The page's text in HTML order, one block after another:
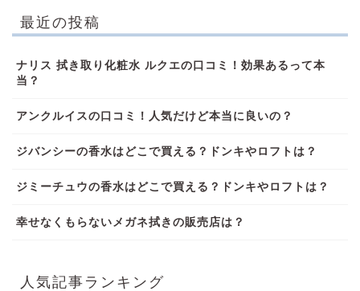
最近の投稿
ナリス 拭き取り化粧水 ルクエの口コミ！効果あるって本
当？
アンクルイスの口コミ！人気だけど本当に良いの？
ジバンシーの香水はどこで買える？ドンキやロフトは？
ジミーチュウの香水はどこで買える？ドンキやロフトは？
幸せなくもらないメガネ拭きの販売店は？
人気記事ランキング